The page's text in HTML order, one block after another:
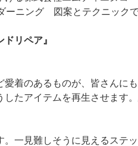
ニング 図案とテクニック
リペア』
着のあるものが、皆さんに
たアイテムを再生させます
一見難しそうに見えるステ